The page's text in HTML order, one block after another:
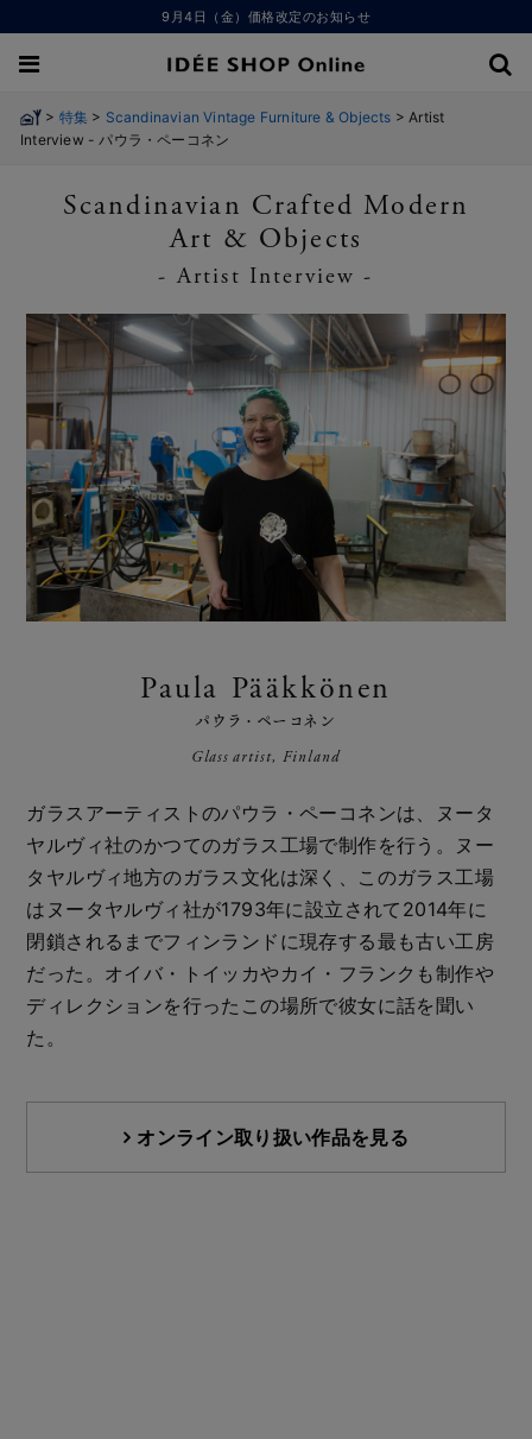
9月4日（金）価格改定のお知らせ
> 特集 > Scandinavian Vintage Furniture & Objects > Artist
Interview - パウラ・ペーコネン
Scandinavian Crafted Modern
Art & Objects
- Artist Interview -
Paula Pääkkönen
パウラ・ペーコネン
Glass artist, Finland
ガラスアーティストのパウラ・ペーコネンは、ヌータ
ヤルヴィ社のかつてのガラス工場で制作を行う。ヌー
タヤルヴィ地方のガラス文化は深く、このガラス工場
はヌータヤルヴィ社が1793年に設立されて2014年に
閉鎖されるまでフィンランドに現存する最も古い工房
だった。オイバ・トイッカやカイ・フランクも制作や
ディレクションを行ったこの場所で彼女に話を聞い
た。
オンライン取り扱い作品を見る